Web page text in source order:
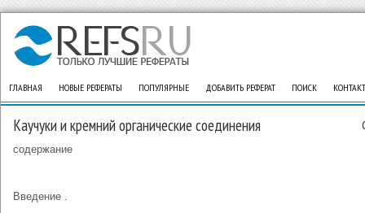
ГЛАВНАЯ НОВЫЕ РЕФЕРАТЫ ПОПУЛЯРНЫЕ ДОБАВИТЬ РЕФЕРАТ ПОИСК
Каучуки и кремний органические соединения
содержание
Введение .